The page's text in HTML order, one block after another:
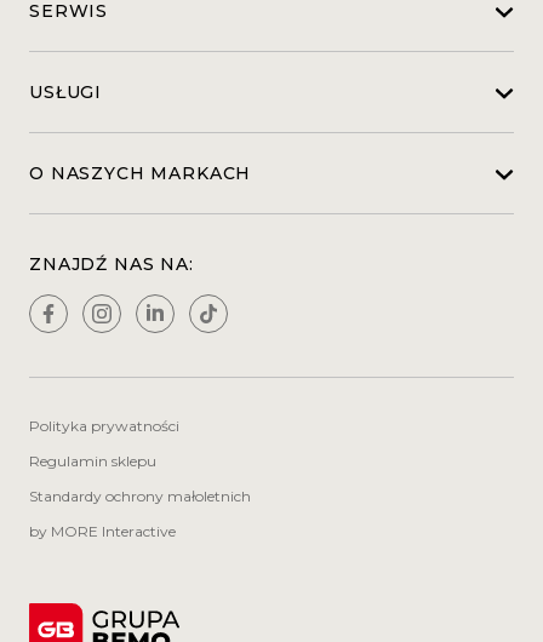
ZNAJDŹ NAS NA:
SERWIS
USŁUGI
O NASZYCH MARKACH
Polityka prywatności
Regulamin sklepu
Standardy ochrony małoletnich
by MORE Interactive